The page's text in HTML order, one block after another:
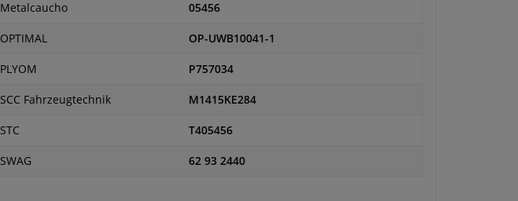
Metalcaucho 05456
OPTIMAL OP-UWB10041-1
PLYOM P757034
SCC Fahrzeugtechnik M1415KE284
STC T405456
SWAG 62 93 2440